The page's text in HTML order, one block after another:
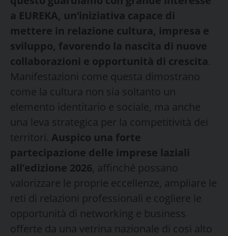
a EUREKA, un’iniziativa capace di
mettere in relazione cultura, impresa e
sviluppo, favorendo la nascita di nuove
collaborazioni e opportunità di crescita.
Manifestazioni come questa dimostrano
come la cultura non sia soltanto un
elemento identitario e sociale, ma anche
una leva strategica per la competitività dei
territori. Auspico una forte
partecipazione delle imprese laziali
all’edizione 2026, affinché possano
valorizzare le proprie eccellenze, ampliare le
reti di relazioni professionali e cogliere le
opportunità di networking e business
offerte da una vetrina nazionale di così alto